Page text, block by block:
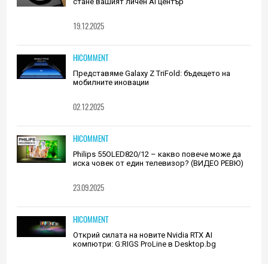
19.12.2025
HICOMMENT
Представяме Galaxy Z TriFold: бъдещето на
мобилните иновации
02.12.2025
HICOMMENT
Philips 55OLED820/12 – какво повече може да
иска човек от един телевизор? (ВИДЕО РЕВЮ)
23.09.2025
HICOMMENT
Открий силата на новите Nvidia RTX AI
компютри: G:RIGS ProLine в Desktop.bg